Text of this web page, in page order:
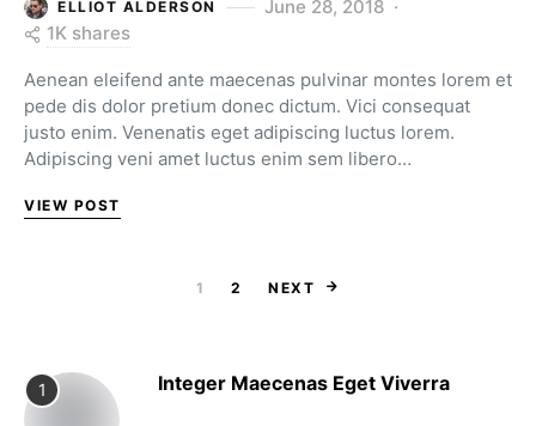
ELLIOT ALDERSON
June 28, 2018
1K shares
Aenean eleifend ante maecenas pulvinar montes lorem et
pede dis dolor pretium donec dictum. Vici consequat
justo enim. Venenatis eget adipiscing luctus lorem.
Adipiscing veni amet luctus enim sem libero…
VIEW POST
Posts
1 2 NEXT
1 Integer Maecenas Eget Viverra